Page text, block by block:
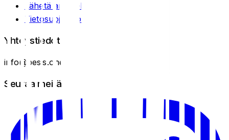
Lähetä artikkeli
Tietosuojaseloste
Yhteystiedot
info@pesis.one
Seuraa meitä